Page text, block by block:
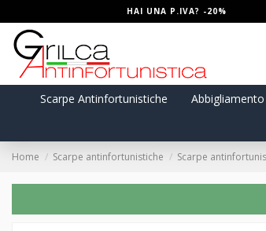
HAI UNA P.IVA? -20%
Scarpe Antinfortunistiche
Home Scarpe antinfortunistiche Scarpe